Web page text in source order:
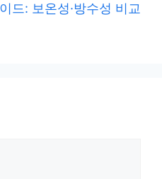
드: 보온성·방수성 비교